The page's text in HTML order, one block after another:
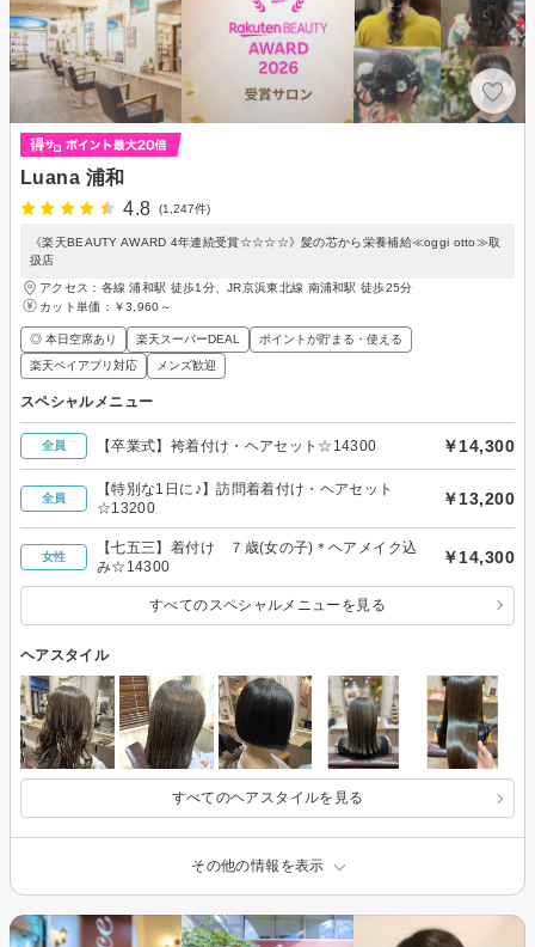
Luana 浦和
4.8
(1,247件)
《楽天BEAUTY AWARD 4年連続受賞☆☆☆☆》髪の芯から栄養補給≪oggi otto≫取
扱店
アクセス：各線 浦和駅 徒歩1分、JR京浜東北線 南浦和駅 徒歩25分
カット単価： ￥3,960～
◎ 本日空席あり 楽天スーパーDEAL
ポイントが貯まる・使える
楽天ペイアプリ対応
メンズ歓迎
スペシャルメニュー
全員 【卒業式】袴着付け・ヘアセット☆14300 ￥14,300
全員
【特別な1日に♪】訪問着着付け・ヘアセット
☆13200
￥13,200
女性
【七五三】着付け ７歳(女の子)＊ヘアメイク込
み☆14300
￥14,300
すべてのスペシャルメニューを見る
ヘアスタイル
すべてのヘアスタイルを見る
その他の情報を表示